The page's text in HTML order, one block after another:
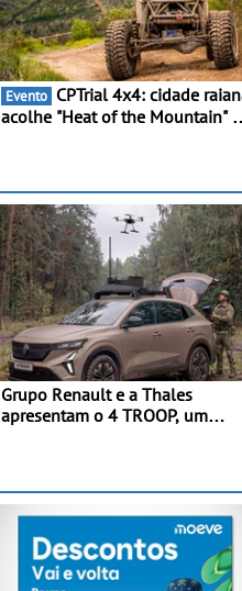
Evento
acolhe "Heat of the Mountain" -
Grupo Renault e a Thales
apresentam o 4 TROOP, um